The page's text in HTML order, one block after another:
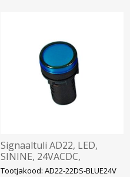
Signaaltuli AD22, LED,
SININE, 24VACDC,
ava22mm, IP65, DELIXI
Tootjakood: AD22-22DS-BLUE24V